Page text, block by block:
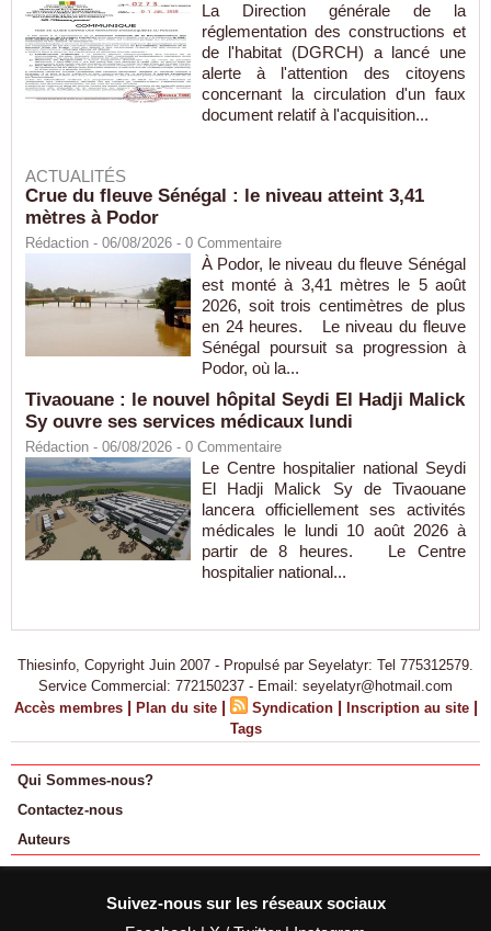
La Direction générale de la
réglementation des constructions et
de l'habitat (DGRCH) a lancé une
alerte à l'attention des citoyens
concernant la circulation d'un faux
document relatif à l'acquisition...
ACTUALITÉS
Crue du fleuve Sénégal : le niveau atteint 3,41
mètres à Podor
Rédaction - 06/08/2026 - 0 Commentaire
À Podor, le niveau du fleuve Sénégal
est monté à 3,41 mètres le 5 août
2026, soit trois centimètres de plus
en 24 heures. Le niveau du fleuve
Sénégal poursuit sa progression à
Podor, où la...
Tivaouane : le nouvel hôpital Seydi El Hadji Malick
Sy ouvre ses services médicaux lundi
Rédaction - 06/08/2026 - 0 Commentaire
Le Centre hospitalier national Seydi
El Hadji Malick Sy de Tivaouane
lancera officiellement ses activités
médicales le lundi 10 août 2026 à
partir de 8 heures. Le Centre
hospitalier national...
Thiesinfo, Copyright Juin 2007 - Propulsé par Seyelatyr: Tel 775312579.
Service Commercial: 772150237 - Email: seyelatyr@hotmail.com
Accès membres | Plan du site | Syndication | Inscription au site |
Tags
Qui Sommes-nous?
Contactez-nous
Auteurs
Suivez-nous sur les réseaux sociaux